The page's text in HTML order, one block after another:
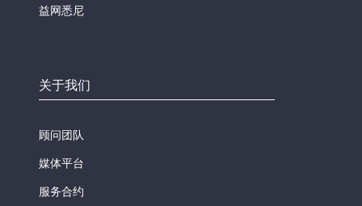
益网悉尼
关于我们
顾问团队
媒体平台
服务合约